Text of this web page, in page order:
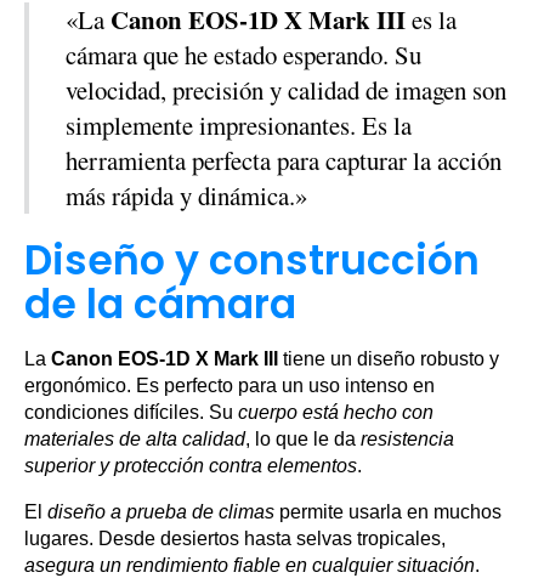
«LaCanon EOS-1D X Mark IIIes la
cámara que he estado esperando. Su
velocidad, precisión y calidad de imagen son
simplemente impresionantes. Es la
herramienta perfecta para capturar la acción
más rápida y dinámica.»
Diseño y construcción
de la cámara
La Canon EOS-1D X Mark III
tiene un diseño robusto y
ergonómico. Es perfecto para un uso intenso en
condiciones difíciles. Su cuerpo está hecho con
materiales de alta calidad, lo que le da resistencia
superior y protección contra elementos.
El diseño a prueba de climas permite usarla en muchos
lugares. Desde desiertos hasta selvas tropicales,
asegura un rendimiento fiable en cualquier situación.